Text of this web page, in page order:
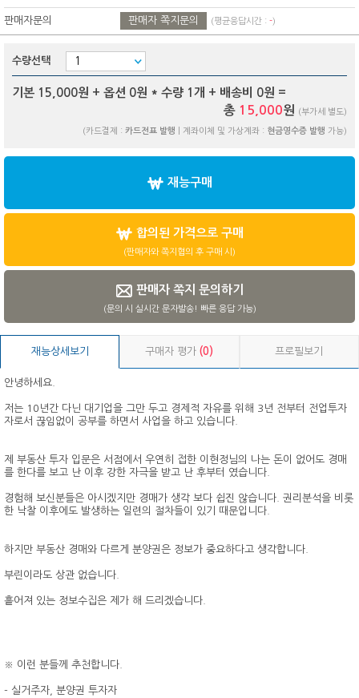
판매자문의 판매자 쪽지문의 (평균응답시간 : -)
수량선택
기본 15,000원 + 옵션 0원 * 수량 1 개 + 배송비 0원 =
총 15,000원 (부가세 별도)
(카드결제 : 카드전표 발행 | 계좌이체 및 가상계좌 : 현금영수증 발행 가능)
재능구매
합의된 가격으로 구매
(판매자와 쪽지협의 후 구매 시)
판매자 쪽지 문의하기
(문의 시 실시간 문자발송! 빠른 응답 가능)
재능상세보기 구매자 평가(0) 프로필보기
안녕하세요.
저는 10년간 다닌 대기업을 그만 두고 경제적 자유를 위해 3년 전부터 전업투자
자로서 끊임없이 공부를 하면서 사업을 하고 있습니다.
제 부동산 투자 입문은 서점에서 우연히 접한 이현정님의 나는 돈이 없어도 경매
를 한다를 보고 난 이후 강한 자극을 받고 난 후부터 였습니다.
경험해 보신분들은 아시겠지만 경매가 생각 보다 쉽진 않습니다. 권리분석을 비롯
한 낙찰 이후에도 발생하는 일련의 절차들이 있기 때문입니다.
하지만 부동산 경매와 다르게 분양권은 정보가 중요하다고 생각합니다.
부린이라도 상관 없습니다.
흩어져 있는 정보수집은 제가 해 드리겠습니다.
※ 이런 분들께 추천합니다.
- 실거주자, 분양권 투자자